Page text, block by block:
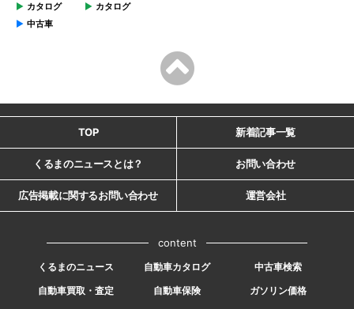
カタログ
中古車
カタログ
TOP 新着記事一覧
くるまのニュースとは？ お問い合わせ
広告掲載に関するお問い合わせ 運営会社
content
くるまのニュース 自動車カタログ
中古車検索
自動車買取・査定
自動車保険 ガソリン価格